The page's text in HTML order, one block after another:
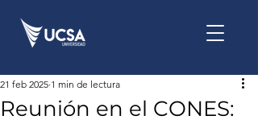
Reunión en el CONES:
21 feb 2025 1 min de lectura